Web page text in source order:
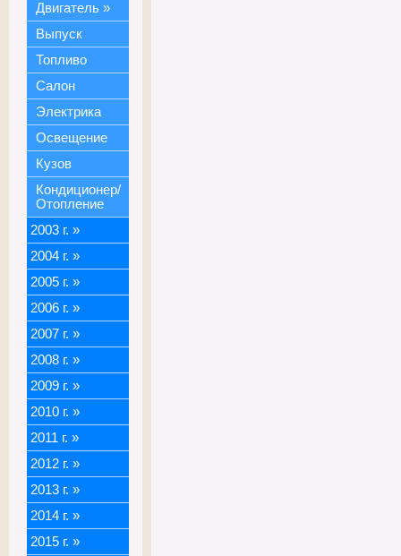
Двигатель »
Выпуск
Топливо
Салон
Электрика
Освещение
Кузов
Кондиционер/
Отопление
2003 г. »
2004 г. »
2005 г. »
2006 г. »
2007 г. »
2008 г. »
2009 г. »
2010 г. »
2011 г. »
2012 г. »
2013 г. »
2014 г. »
2015 г. »